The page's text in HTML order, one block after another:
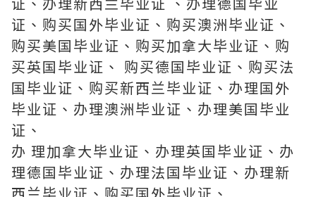
证、购买国外毕业证、购买澳洲毕业证、
购买美国毕业证、购买加拿大毕业证、购
买英国毕业证、 购买德国毕业证、购买法
国毕业证、购买新西兰毕业证、办理国外
毕业证、办理澳洲毕业证、办理美国毕业
证、
办 理加拿大毕业证、办理英国毕业证、办
理德国毕业证、办理法国毕业证、办理新